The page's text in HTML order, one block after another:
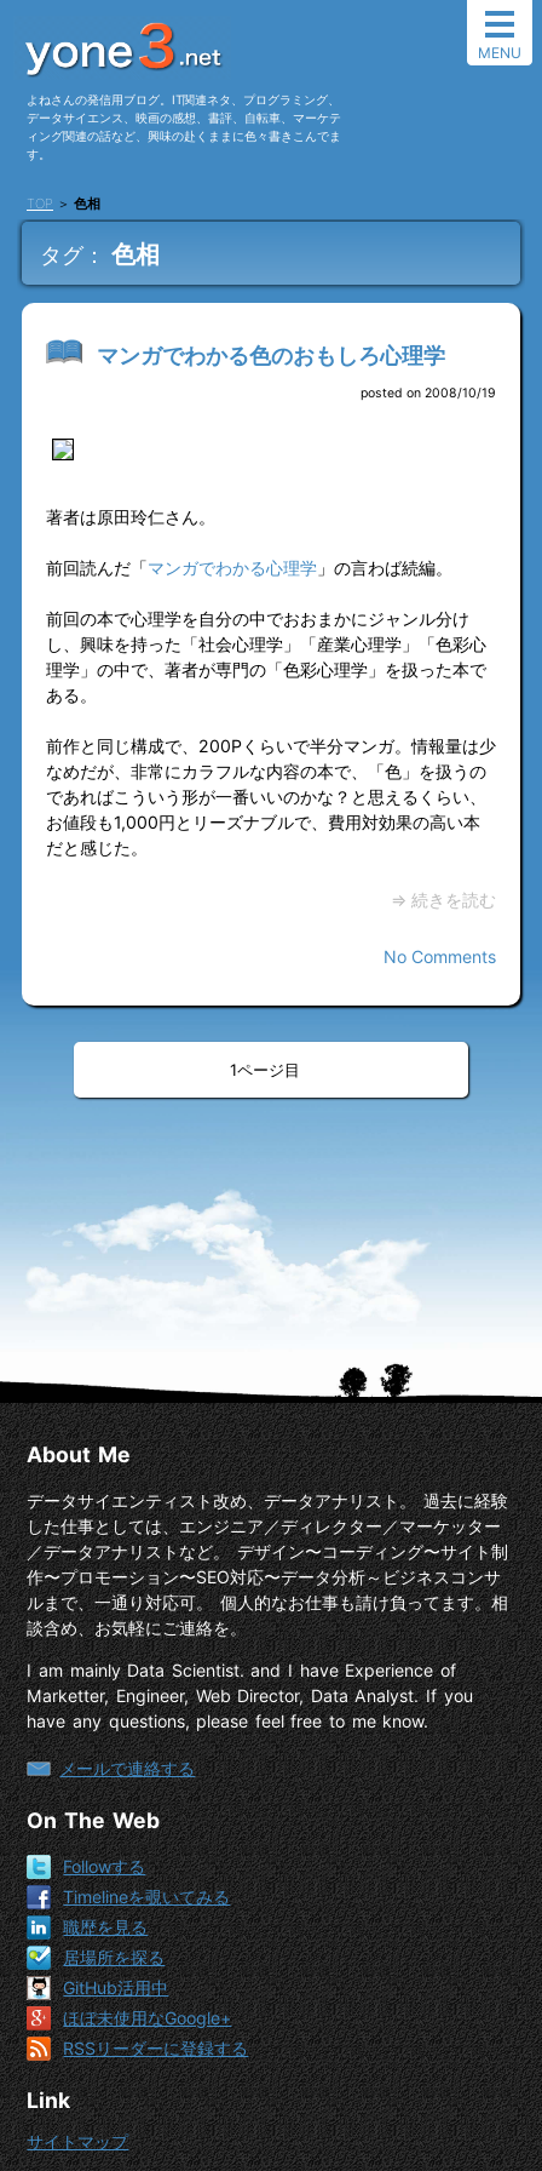
よねさんの発信用ブログ。IT関連ネタ、プログラミング、
データサイエンス、映画の感想、書評、自転車、マーケテ
ィング関連の話など、興味の赴くままに色々書きこんでま
す。
TOP ＞ 色相
MENU
タグ： 色相
マンガでわかる色のおもしろ心理学
posted on 2008/10/19
著者は原田玲仁さん。
前回読んだ「マンガでわかる心理学」の言わば続編。
前回の本で心理学を自分の中でおおまかにジャンル分け
し、興味を持った「社会心理学」「産業心理学」「色彩心
理学」の中で、著者が専門の「色彩心理学」を扱った本で
ある。
前作と同じ構成で、200Pくらいで半分マンガ。情報量は少
なめだが、非常にカラフルな内容の本で、「色」を扱うの
であればこういう形が一番いいのかな？と思えるくらい、
お値段も1,000円とリーズナブルで、費用対効果の高い本
だと感じた。
⇒ 続きを読む
No Comments
1
About Me
データサイエンティスト改め、データアナリスト。 過去に経験
した仕事としては、エンジニア／ディレクター／マーケッター
／データアナリストなど。 デザイン〜コーディング〜サイト制
作〜プロモーション〜SEO対応〜データ分析～ビジネスコンサ
ルまで、一通り対応可。 個人的なお仕事も請け負ってます。相
談含め、お気軽にご連絡を。
I am mainly Data Scientist. and I have Experience of
Marketter, Engineer, Web Director, Data Analyst. If you
have any questions, please feel free to me know.
メールで連絡する
On The Web
Followする
Timelineを覗いてみる
職歴を見る
居場所を探る
GitHub活用中
ほぼ未使用なGoogle+
RSSリーダーに登録する
Link
サイトマップ